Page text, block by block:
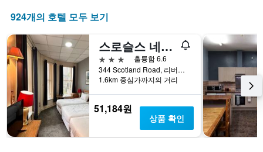
924개의 호텔 모두 보기
스로슬스 네스트 호텔
3성급
훌륭함 6.6
344 Scotland Road, 리버풀, 영국
1.6km 중심가까지의 거리
51,184원
상품 확인